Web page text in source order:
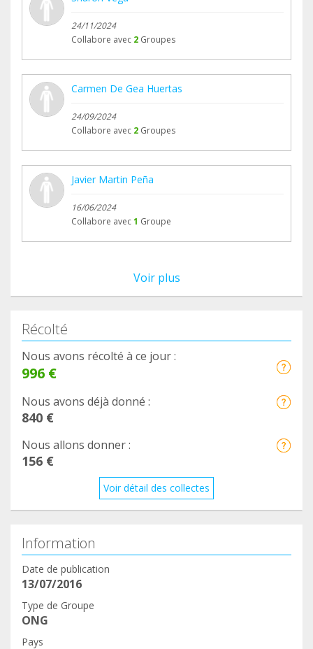
24/11/2024
Collabore avec 2 Groupes
Carmen De Gea Huertas
24/09/2024
Collabore avec 2 Groupes
Javier Martin Peña
16/06/2024
Collabore avec1 Groupe
Voir plus
Récolté
Nous avons récolté à ce jour :
996 €
Nous avons déjà donné :
840 €
Nous allons donner :
156 €
Voir détail des collectes
Information
Date de publication
13/07/2016
Type de Groupe
ONG
Pays